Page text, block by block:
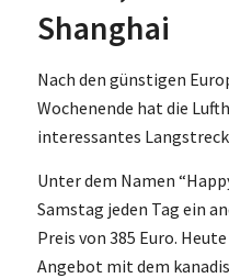
Shanghai
Nach den günstigen
Wochenende hat die
interessantes
Unter dem Namen
Samstag jeden Tag ein
Preis von 385 Euro.
Angebot mit dem